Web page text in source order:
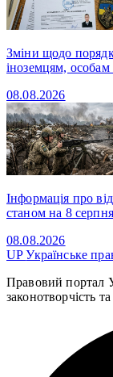
Зміни щодо
іноземцям, особам
08.08.2026
Інформація про
станом на 8
08.08.2026
UPУкраїнське
Правовий портал
законотворчість